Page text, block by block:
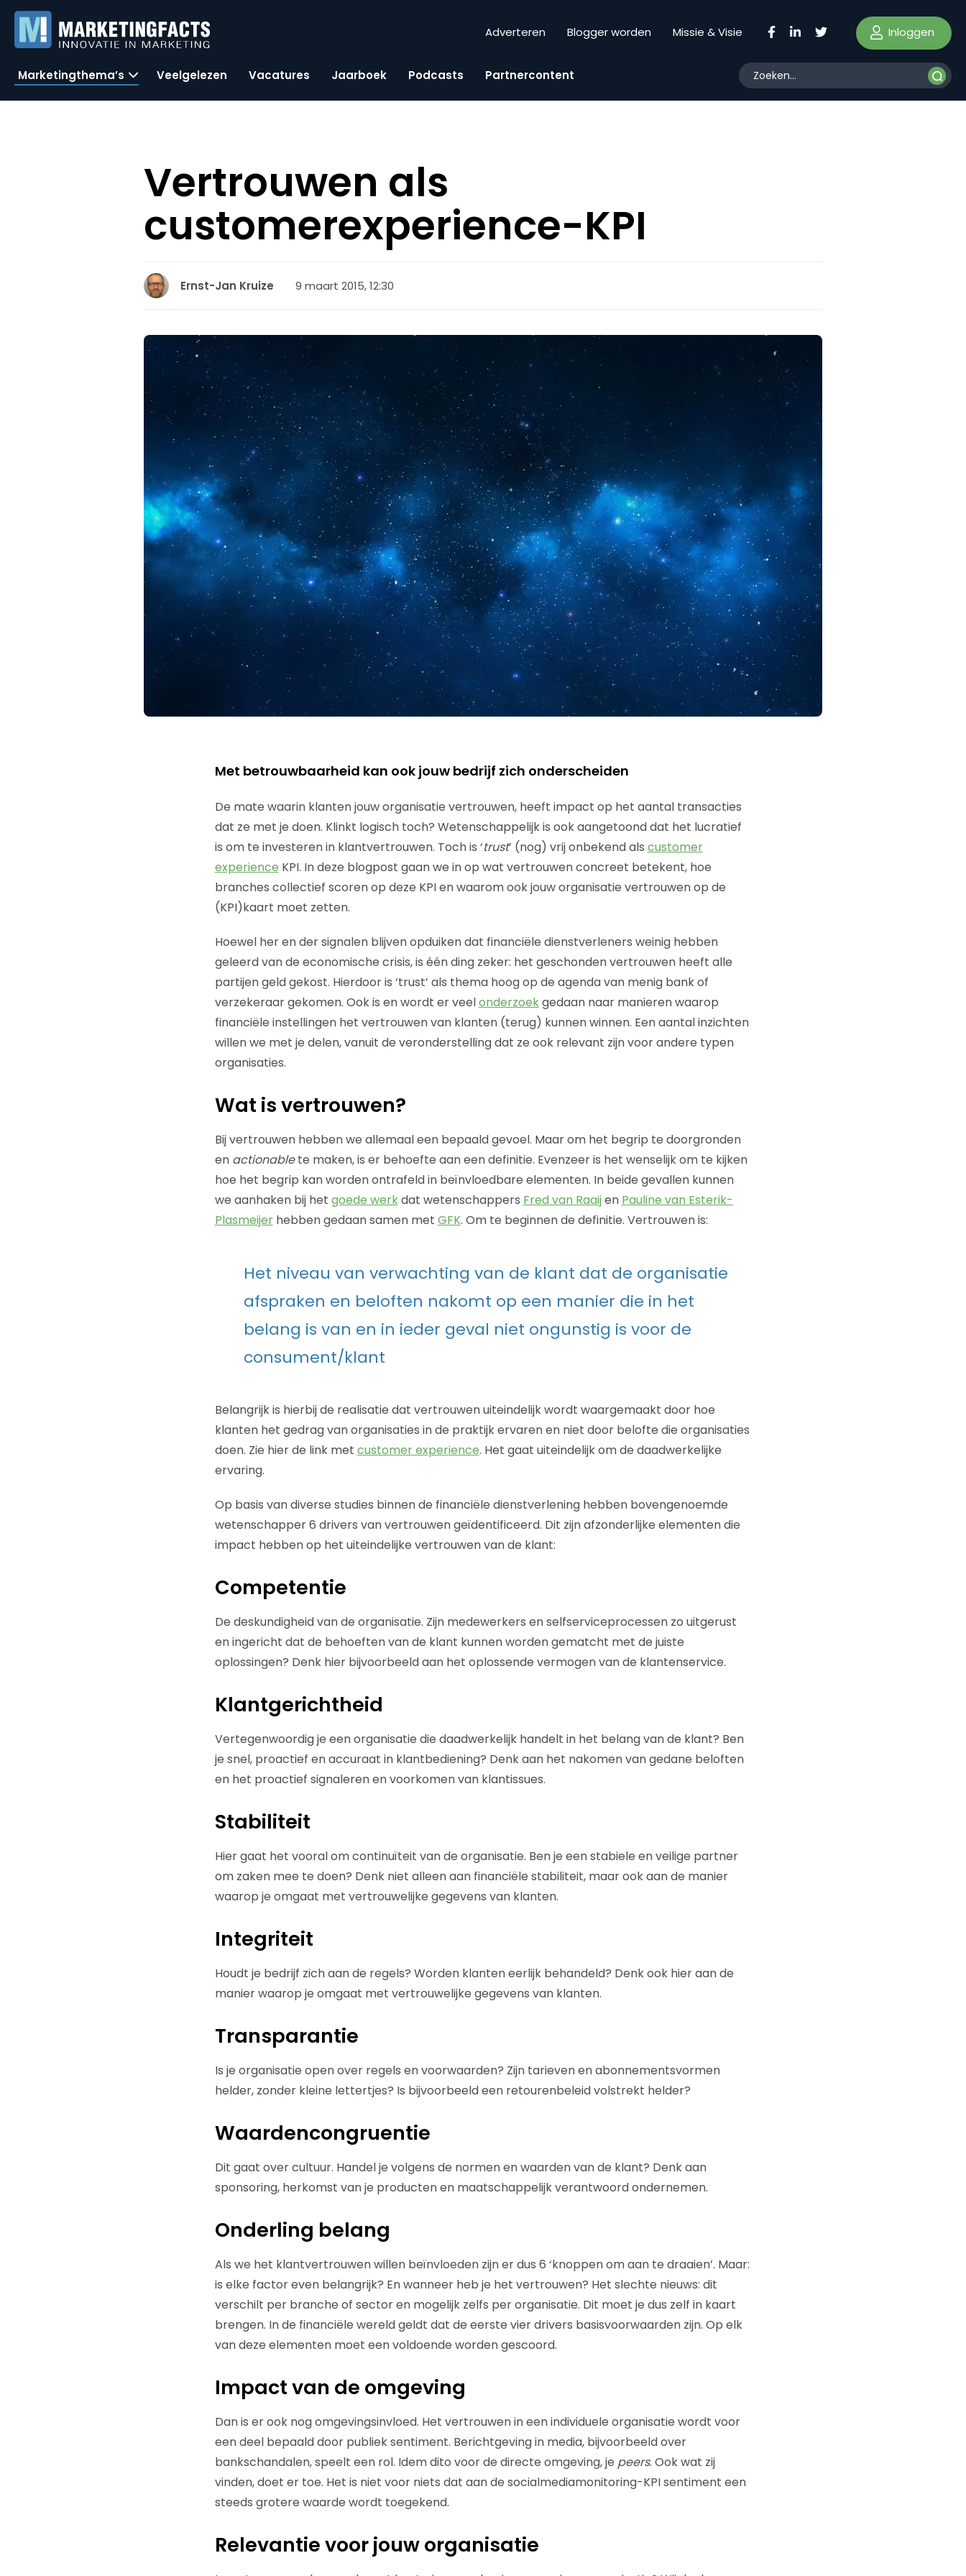
Adverteren Blogger worden Missie & Visie Inloggen
Marketingthema’s Veelgelezen Vacatures Jaarboek Podcasts Partnercontent
Vertrouwen als
customerexperience-KPI
Ernst-Jan Kruize 9 maart 2015, 12:30
Met betrouwbaarheid kan ook jouw bedrijf zich onderscheiden
De mate waarin klanten jouw organisatie vertrouwen, heeft impact op het aantal transacties
dat ze met je doen. Klinkt logisch toch? Wetenschappelijk is ook aangetoond dat het lucratief
is om te investeren in klantvertrouwen. Toch is ‘trust’ (nog) vrij onbekend als customer
experience KPI. In deze blogpost gaan we in op wat vertrouwen concreet betekent, hoe
branches collectief scoren op deze KPI en waarom ook jouw organisatie vertrouwen op de
(KPI)kaart moet zetten.
Hoewel her en der signalen blijven opduiken dat financiële dienstverleners weinig hebben
geleerd van de economische crisis, is één ding zeker: het geschonden vertrouwen heeft alle
partijen geld gekost. Hierdoor is ‘trust’ als thema hoog op de agenda van menig bank of
verzekeraar gekomen. Ook is en wordt er veelonderzoekgedaan naar manieren waarop
financiële instellingen het vertrouwen van klanten (terug) kunnen winnen. Een aantal inzichten
willen we met je delen, vanuit de veronderstelling dat ze ook relevant zijn voor andere typen
organisaties.
Wat is vertrouwen?
Bij vertrouwen hebben we allemaal een bepaald gevoel. Maar om het begrip te doorgronden
en actionablete maken, is er behoefte aan een definitie. Evenzeer is het wenselijk om te kijken
hoe het begrip kan worden ontrafeld in beïnvloedbare elementen. In beide gevallen kunnen
we aanhaken bij het goede werkdat wetenschappers Fred van Raaijen Pauline van Esterik-
Plasmeijerhebben gedaan samen met GFK. Om te beginnen de definitie. Vertrouwen is:
Het niveau van verwachting van de klant dat de organisatie
afspraken en beloften nakomt op een manier die in het
belang is van en in ieder geval niet ongunstig is voor de
consument/klant
Belangrijk is hierbij de realisatie dat vertrouwen uiteindelijk wordt waargemaakt door hoe
klanten het gedrag van organisaties in de praktijk ervaren en niet door belofte die organisaties
doen. Zie hier de link met customer experience. Het gaat uiteindelijk om de daadwerkelijke
ervaring.
Op basis van diverse studies binnen de financiële dienstverlening hebben bovengenoemde
wetenschapper 6 drivers van vertrouwen geïdentificeerd. Dit zijn afzonderlijke elementen die
impact hebben op het uiteindelijke vertrouwen van de klant:
Competentie
De deskundigheid van de organisatie. Zijn medewerkers en selfserviceprocessen zo uitgerust
en ingericht dat de behoeften van de klant kunnen worden gematcht met de juiste
oplossingen? Denk hier bijvoorbeeld aan het oplossende vermogen van de klantenservice.
Klantgerichtheid
Vertegenwoordig je een organisatie die daadwerkelijk handelt in het belang van de klant? Ben
je snel, proactief en accuraat in klantbediening? Denk aan het nakomen van gedane beloften
en het proactief signaleren en voorkomen van klantissues.
Stabiliteit
Hier gaat het vooral om continuïteit van de organisatie. Ben je een stabiele en veilige partner
om zaken mee te doen? Denk niet alleen aan financiële stabiliteit, maar ook aan de manier
waarop je omgaat met vertrouwelijke gegevens van klanten.
Integriteit
Houdt je bedrijf zich aan de regels? Worden klanten eerlijk behandeld? Denk ook hier aan de
manier waarop je omgaat met vertrouwelijke gegevens van klanten.
Transparantie
Is je organisatie open over regels en voorwaarden? Zijn tarieven en abonnementsvormen
helder, zonder kleine lettertjes? Is bijvoorbeeld een retourenbeleid volstrekt helder?
Waardencongruentie
Dit gaat over cultuur. Handel je volgens de normen en waarden van de klant? Denk aan
sponsoring, herkomst van je producten en maatschappelijk verantwoord ondernemen.
Onderling belang
Als we het klantvertrouwen willen beïnvloeden zijn er dus 6 ‘knoppen om aan te draaien’. Maar:
is elke factor even belangrijk? En wanneer heb je het vertrouwen? Het slechte nieuws: dit
verschilt per branche of sector en mogelijk zelfs per organisatie. Dit moet je dus zelf in kaart
brengen. In de financiële wereld geldt dat de eerste vier drivers basisvoorwaarden zijn. Op elk
van deze elementen moet een voldoende worden gescoord.
Impact van de omgeving
Dan is er ook nog omgevingsinvloed. Het vertrouwen in een individuele organisatie wordt voor
een deel bepaald door publiek sentiment. Berichtgeving in media, bijvoorbeeld over
bankschandalen, speelt een rol. Idem dito voor de directe omgeving, je peers. Ook wat zij
vinden, doet er toe. Het is niet voor niets dat aan de socialmediamonitoring-KPI sentiment een
steeds grotere waarde wordt toegekend.
Relevantie voor jouw organisatie